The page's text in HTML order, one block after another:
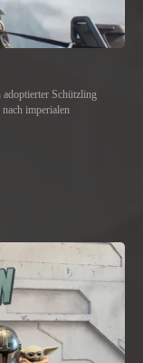
Schützling
imperialen